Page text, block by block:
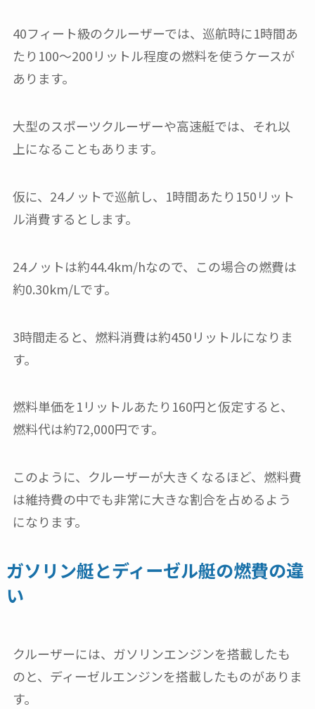
40フィート級のクルーザーでは、巡航時に1時間あ
たり100〜200リットル程度の燃料を使うケースが
あります。
大型のスポーツクルーザーや高速艇では、それ以
上になることもあります。
仮に、24ノットで巡航し、1時間あたり150リット
ル消費するとします。
24ノットは約44.4km/hなので、この場合の燃費は
約0.30km/Lです。
3時間走ると、燃料消費は約450リットルになりま
す。
燃料単価を1リットルあたり160円と仮定すると、
燃料代は約72,000円です。
このように、クルーザーが大きくなるほど、燃料費
は維持費の中でも非常に大きな割合を占めるよう
になります。
ガソリン艇とディーゼル艇の燃費の違
い
クルーザーには、ガソリンエンジンを搭載したも
のと、ディーゼルエンジンを搭載したものがありま
す。